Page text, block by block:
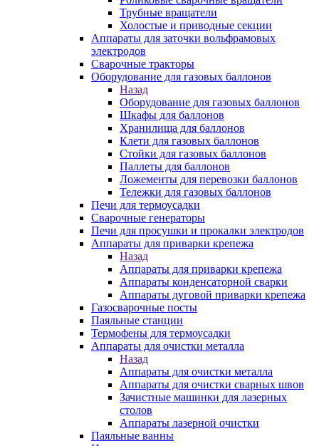
Трубные вращатели
Холостые и приводные секции
Аппараты для заточки вольфрамовых
электродов
Сварочные тракторы
Оборудование для газовых баллонов
Назад
Оборудование для газовых баллонов
Шкафы для баллонов
Хранилища для баллонов
Клети для газовых баллонов
Стойки для газовых баллонов
Паллеты для баллонов
Ложементы для перевозки баллонов
Тележки для газовых баллонов
Печи для термоусадки
Сварочные генераторы
Печи для просушки и прокалки электродов
Аппараты для приварки крепежа
Назад
Аппараты для приварки крепежа
Аппараты конденсаторной сварки
Аппараты дуговой приварки крепежа
Газосварочные посты
Паяльные станции
Термофены для термоусадки
Аппараты для очистки металла
Назад
Аппараты для очистки металла
Аппараты для очистки сварных швов
Зачистные машинки для лазерных
столов
Аппараты лазерной очистки
Паяльные ванны